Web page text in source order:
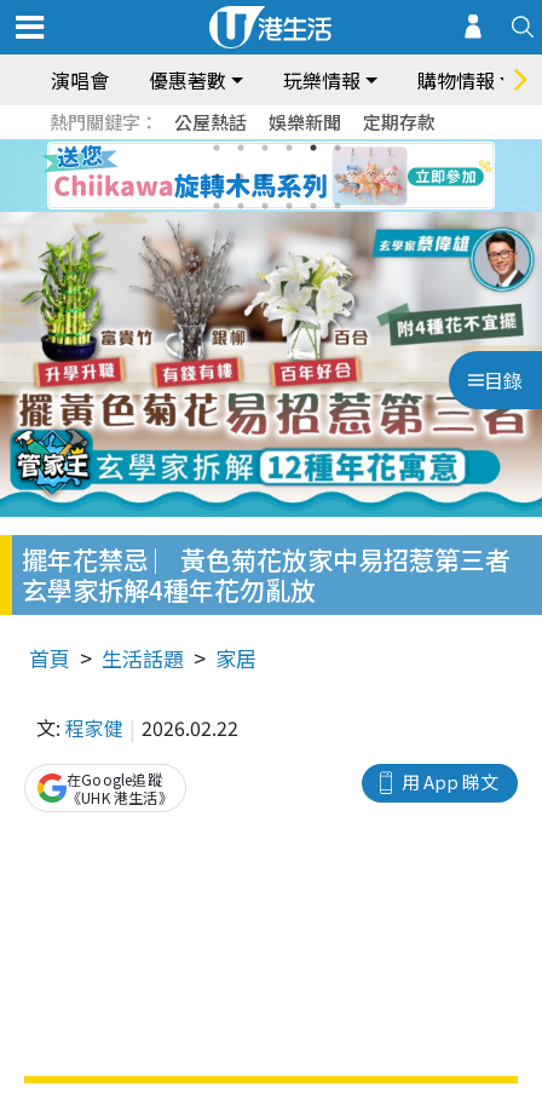
演唱會 優惠著數 玩樂情報 購物情報
熱門關鍵字： 公屋熱話 娛樂新聞 定期存款
目錄
擺年花禁忌 ︳黃色菊花放家中易招惹第三者
玄學家拆解4種年花勿亂放
首頁 生活話題 家居
文: 程家健 2026.02.22
用 App 睇文
在Google追蹤
《UHK 港生活》